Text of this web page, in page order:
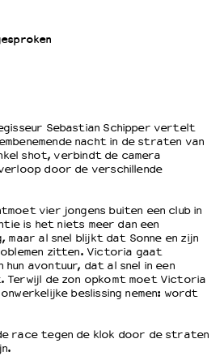
– VNPF
Sebastian Schipper vertelt
nacht in de straten van
shot, verbindt de camera
door de verschillende
vier jongens buiten een club in
is het niets meer dan een
maar al snel blijkt dat Sonne en zijn
zitten. Victoria gaat
hun avontuur, dat al snel in een
Terwijl de zon opkomt moet Victoria
beslissing nemen: wordt
race tegen de klok door de straten